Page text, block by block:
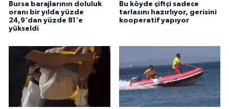
Bursa barajlarının doluluk
oranı bir yılda yüzde
24,9'dan yüzde 81'e
yükseldi
Bu köyde çiftçi sadece
tarlasını hazırlıyor, gerisini
kooperatif yapıyor